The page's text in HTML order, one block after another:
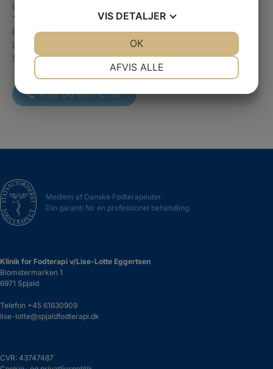
Onsdag
Torsdag
Efter aftale
Fredag
Efter aftale
Lørdag
Søndag
Lukket
RING OG BESTIL TID
Medlem af Danske Fodterapeuter.
Din garanti for en professionel behandling.
Klinik for Fodterapi v/Lise-Lotte Eggertsen
Blomstermarken 1
6971 Spjald
Telefon +45 61630909
lise-lotte@spjaldfodterapi.dk
CVR: 43747487
VIS DETALJER
MARKETING
AFVIS ALLE
OK